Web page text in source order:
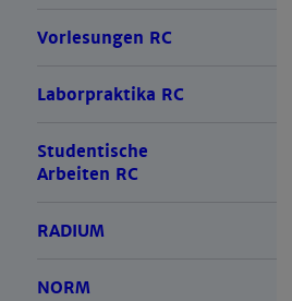
Vorlesungen RC
Laborpraktika RC
Studentische
Arbeiten RC
RADIUM
NORM